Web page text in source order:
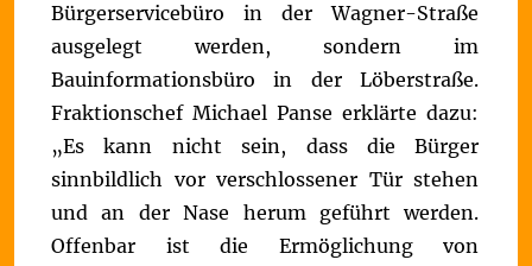
Bürgerservicebüro in der Wagner-Straße
ausgelegt werden, sondern im
Bauinformationsbüro in der Löberstraße.
Fraktionschef Michael Panse erklärte dazu:
„Es kann nicht sein, dass die Bürger
sinnbildlich vor verschlossener Tür stehen
und an der Nase herum geführt werden.
Offenbar ist die Ermöglichung von